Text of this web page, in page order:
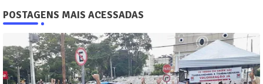
POSTAGENS MAIS ACESSADAS